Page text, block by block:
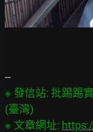
※ 發信站: 批踢踢
(臺灣)
※ 文章網址: